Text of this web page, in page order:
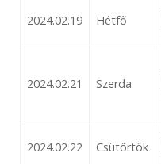
2024.02.19 Hétfő
2024.02.21 Szerda
2024.02.22 Csütörtök